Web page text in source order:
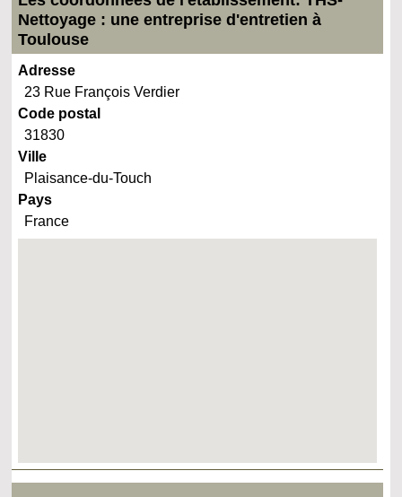
Nettoyage : une entreprise d'entretien à
Toulouse
Adresse
23 Rue François Verdier
Code postal
31830
Ville
Plaisance-du-Touch
Pays
France